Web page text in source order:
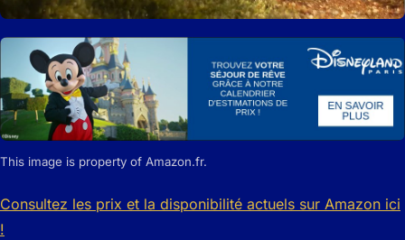
This image is property of Amazon.fr.
Consultez les prix et la disponibilité actuels sur Amazon ici
!